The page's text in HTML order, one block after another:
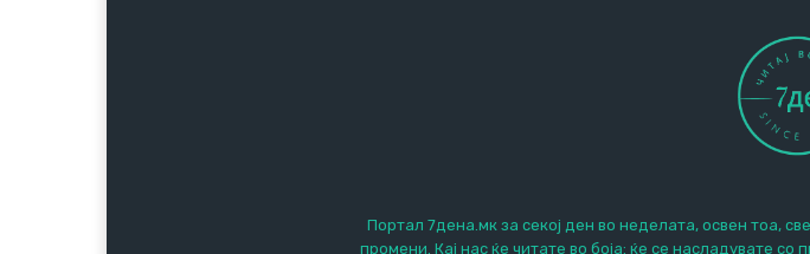
Портал 7дена.мк за секој ден во неделата, освен тоа,
промени. Кај нас ќе читате во боја: ќе се насладувате